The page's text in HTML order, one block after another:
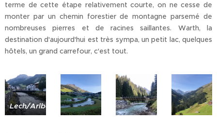
terme de cette étape relativement courte, on ne cesse de
monter par un chemin forestier de montagne parsemé de
nombreuses pierres et de racines saillantes. Warth, la
destination d'aujourd'hui est très sympa, un petit lac, quelques
hôtels, un grand carrefour, c'est tout.
Lech/Arlberg